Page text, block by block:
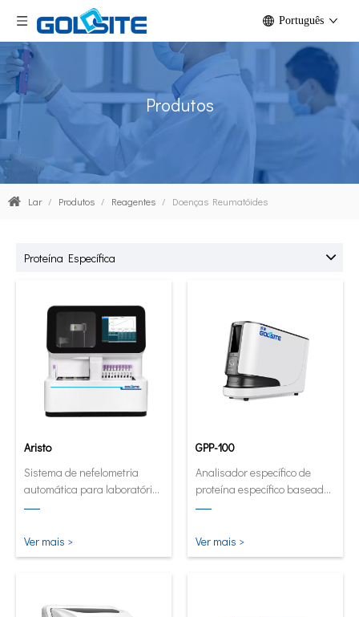
Português
Produtos
Lar / Produtos / Reagentes / Doenças Reumatóides
Proteína Específica
Aristo
Sistema de nefelometria
automática para laboratórios
de alto volume.
Ver mais >
GPP-100
Analisador específico de
proteína específico baseado
em cartucho inovador.
Ver mais >